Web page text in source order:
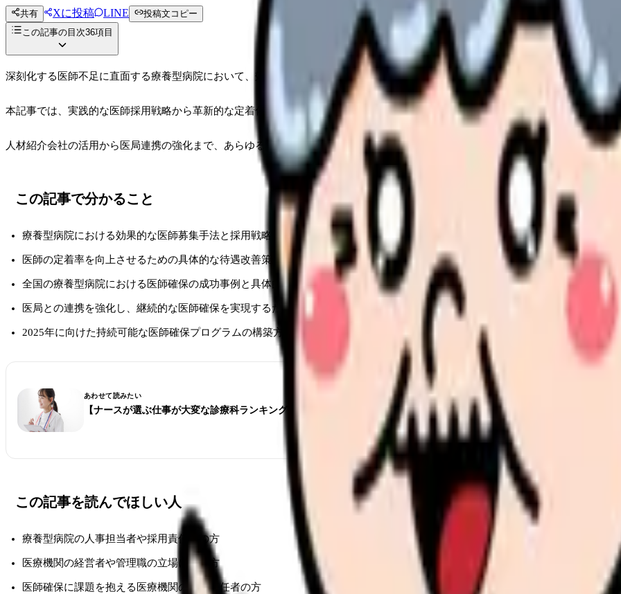
共有 Xに投稿 LINE
投稿文コピー
この記事の目次36項目
深刻化する医師不足に直面する療養型病院において、効果的な医師確保と定着率向上は経営の生命線となっています。
本記事では、実践的な医師採用戦略から革新的な定着化プログラムまで、最新の成功事例を交えながら包括的な解決策をご紹介しま
人材紹介会社の活用から医局連携の強化まで、あらゆる角度から検討した医師確保の具体的手法を解説していきます。
この記事で分かること
療養型病院における効果的な医師募集手法と採用戦略の立て方
医師の定着率を向上させるための具体的な待遇改善策と実践方法
全国の療養型病院における医師確保の成功事例と具体的な施策内容
医局との連携を強化し、継続的な医師確保を実現するための戦略的アプローチ
2025年に向けた持続可能な医師確保プログラムの構築方法
あわせて読みたい
【ナースが選ぶ仕事が大変な診療科ランキング】看護師の業務負担とストレス対策完全ガイド
この記事を読んでほしい人
療養型病院の人事担当者や採用責任者の方
医療機関の経営者や管理職の立場にある方
医師確保に課題を抱える医療機関の運営責任者の方